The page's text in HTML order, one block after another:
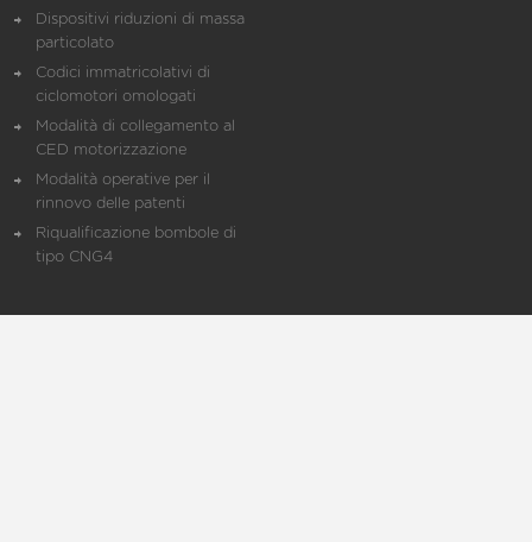
Dispositivi riduzioni di massa
particolato
Codici immatricolativi di
ciclomotori omologati
Modalità di collegamento al
CED motorizzazione
Modalità operative per il
rinnovo delle patenti
Riqualificazione bombole di
tipo CNG4